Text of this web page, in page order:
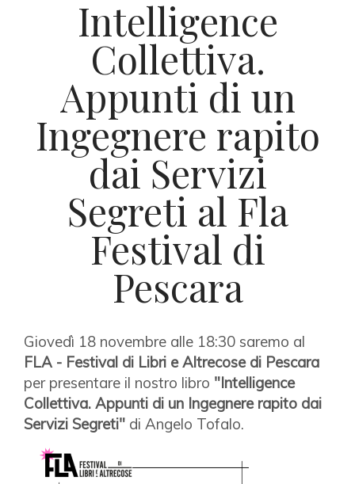
Intelligence
Collettiva.
Appunti di un
Ingegnere rapito
dai Servizi
Segreti al Fla
Festival di
Pescara
Giovedì 18 novembre alle 18:30 saremo al
FLA - Festival di Libri e Altrecose di Pescara
per presentare il nostro libro "Intelligence
Collettiva. Appunti di un Ingegnere rapito dai
Servizi Segreti" di Angelo Tofalo.